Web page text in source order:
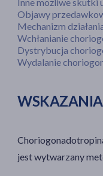
Objawy
Mechanizm
Wchłanianie
Dystrybucja
Wydalanie
jest wytwarzany